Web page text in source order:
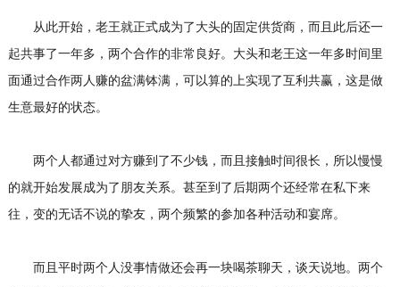
从此开始，老王就正式成为了大头的固定供货商，而且此后还一
起共事了一年多，两个合作的非常良好。大头和老王这一年多时间里
面通过合作两人赚的盆满钵满，可以算的上实现了互利共赢，这是做
生意最好的状态。
两个人都通过对方赚到了不少钱，而且接触时间很长，所以慢慢
的就开始发展成为了朋友关系。甚至到了后期两个还经常在私下来
往，变的无话不说的挚友，两个频繁的参加各种活动和宴席。
而且平时两个人没事情做还会再一块喝茶聊天，谈天说地。两个